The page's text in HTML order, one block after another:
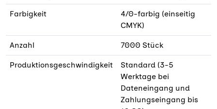
Farbigkeit
4/0-farbig (einseitig
CMYK)
Anzahl 7000 Stück
Produktionsgeschwindigkeit
Standard (3-5
Werktage bei
Dateneingang und
Zahlungseingang bis